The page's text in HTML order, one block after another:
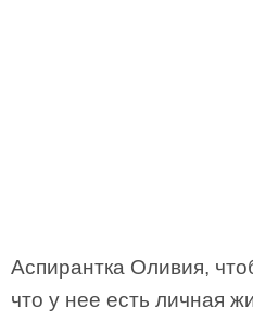
Аспирантка Оливия,
что у нее есть личная